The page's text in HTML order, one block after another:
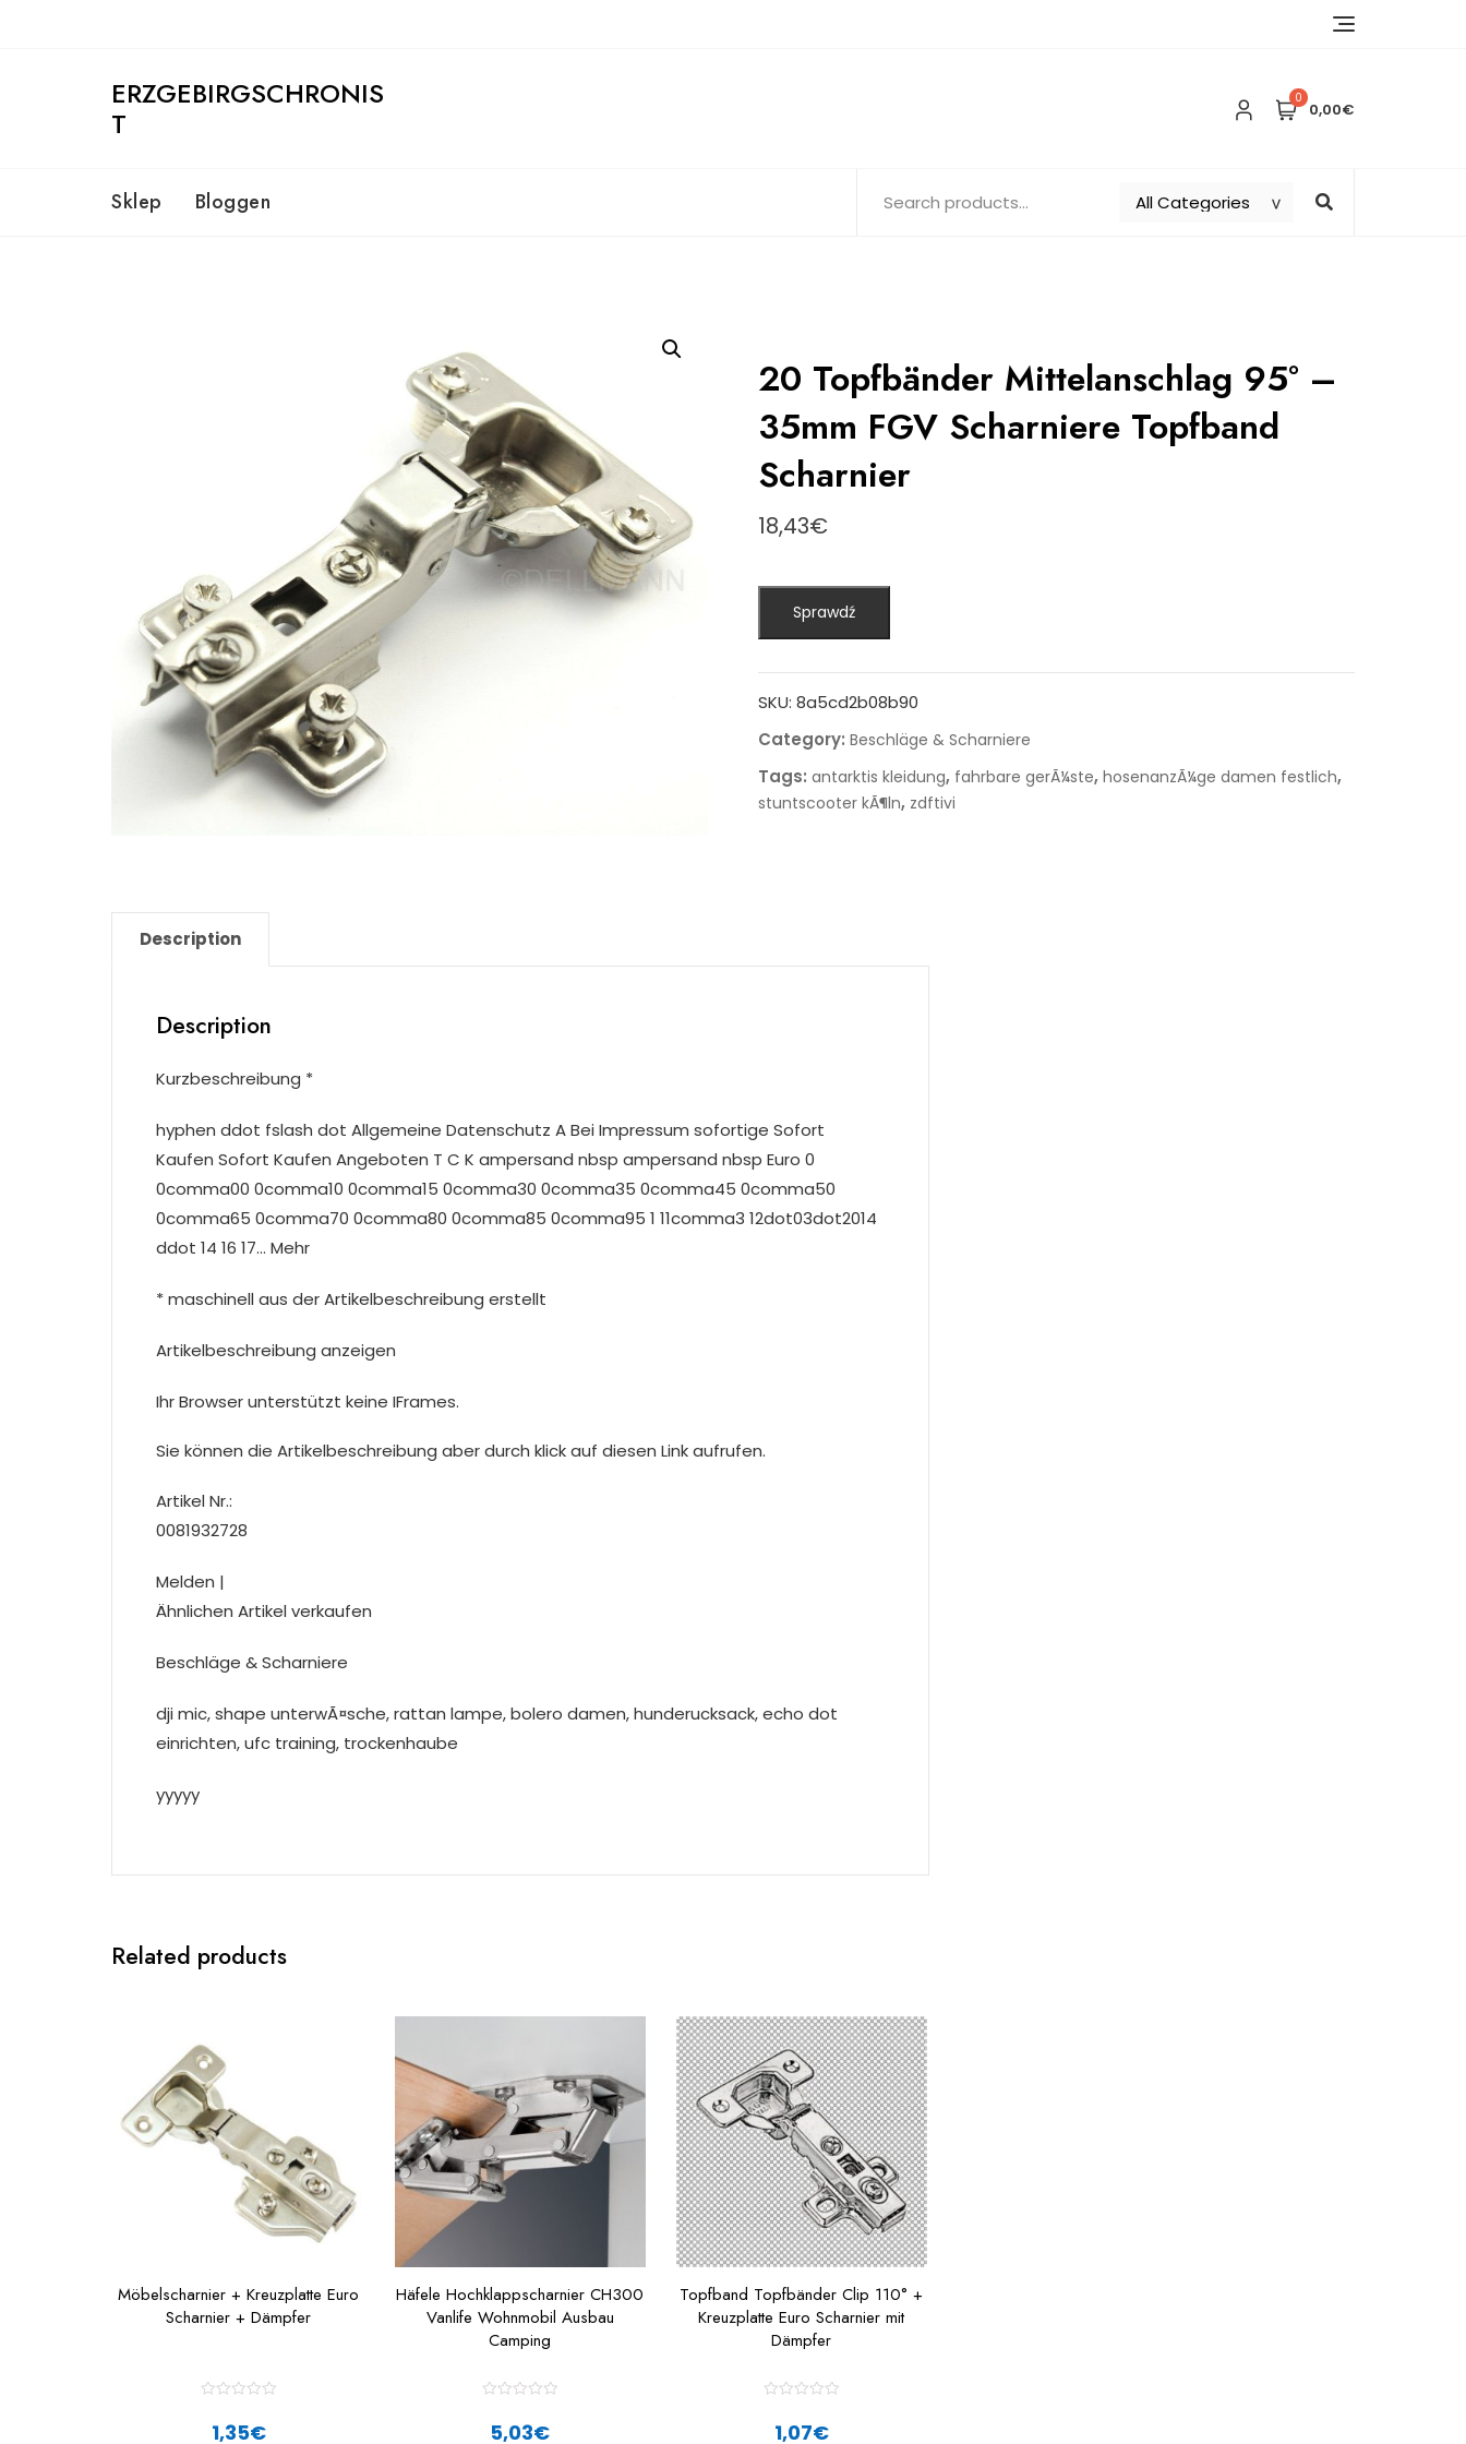
ERZGEBIRGSCHRONIS
T
0
0,00€
Sklep Bloggen
20 Topfbänder Mittelanschlag 95° –
35mm FGV Scharniere Topfband
Scharnier
18,43€
Sprawdź
SKU: 8a5cd2b08b90
Category: Beschläge & Scharniere
Tags: antarktis kleidung, fahrbare gerÃ¼ste, hosenanzÃ¼ge damen festlich,
stuntscooter kÃ¶ln, zdftivi
Description
Description
Kurzbeschreibung *
hyphen ddot fslash dot Allgemeine Datenschutz A Bei Impressum sofortige Sofort
Kaufen Sofort Kaufen Angeboten T C K ampersand nbsp ampersand nbsp Euro 0
0comma00 0comma10 0comma15 0comma30 0comma35 0comma45 0comma50
0comma65 0comma70 0comma80 0comma85 0comma95 1 11comma3 12dot03dot2014
ddot 14 16 17… Mehr
* maschinell aus der Artikelbeschreibung erstellt
Artikelbeschreibung anzeigen
Ihr Browser unterstützt keine IFrames.
Sie können die Artikelbeschreibung aber durch klick auf diesen Link aufrufen.
Artikel Nr.:
0081932728
Melden |
Ähnlichen Artikel verkaufen
Beschläge & Scharniere
dji mic, shape unterwÃ¤sche, rattan lampe, bolero damen, hunderucksack, echo dot
einrichten, ufc training, trockenhaube
yyyyy
Related products
Möbelscharnier + Kreuzplatte Euro
Scharnier + Dämpfer
1,35€
Häfele Hochklappscharnier CH300
Vanlife Wohnmobil Ausbau
Camping
5,03€
Topfband Topfbänder Clip 110° +
Kreuzplatte Euro Scharnier mit
Dämpfer
1,07€